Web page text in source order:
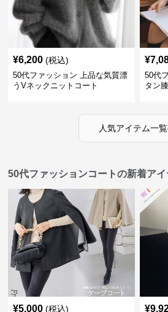
¥6,200 (税込)
50代ファッション 上品な気質漂
うVネックニットコート
¥
50代
タン
人気アイテム一
50代ファッションコートの新着アイ
¥5,000 (税込) ¥